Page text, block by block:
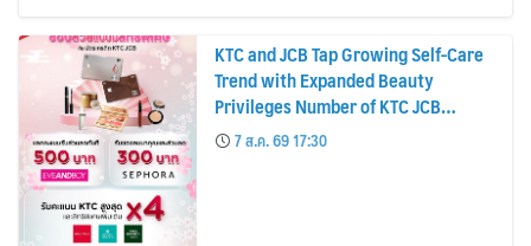
KTC and JCB Tap Growing Self-Care
Trend with Expanded Beauty
Privileges Number of KTC JCB
Cardmembers Spending on
Cosmetics Rises 26%
7 ส.ค. 69 17:30